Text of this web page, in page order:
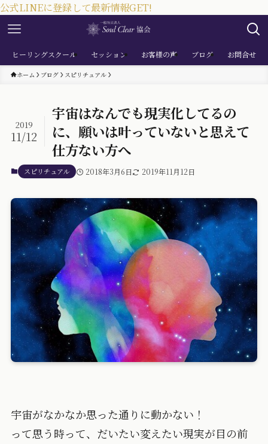
公式LINEに登録して最新情報GET!
ヒーリングスクール セッション お客様の声 ブログ お問合せ
ホーム ブログ スピリチュアル
宇宙はなんでも現実化してるの
に、願いは叶っていないと思えて
仕方ない方へ
2019
11/12
スピリチュアル 2018年3月6日 2019年11月12日
宇宙がなかなか思った通りに動かない！
って思う時って、だいたい変えたい現実が目の前